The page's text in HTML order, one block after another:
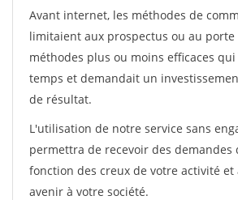
Avant internet, les méthodes de
limitaient aux prospectus ou au porte
méthodes plus ou moins efficaces
temps et demandait un
de résultat.
L'utilisation de notre service sans
permettra de recevoir des demandes
fonction des creux de votre activité
avenir à votre société.